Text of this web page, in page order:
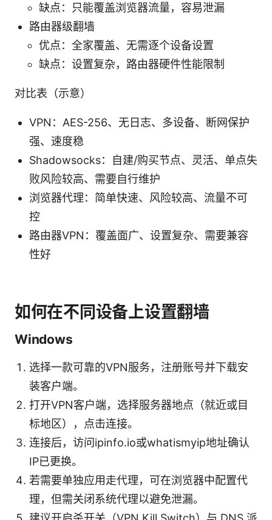
缺点：只能覆盖浏览器流量，容易泄漏
路由器级翻墙
优点：全家覆盖、无需逐个设备设置
缺点：设置复杂，路由器硬件性能限制
对比表（示意）
VPN：AES-256、无日志、多设备、断网保护
强、速度稳
Shadowsocks：自建/购买节点、灵活、单点失
败风险较高、需要自行维护
浏览器代理：简单快速、风险较高、流量不可
控
路由器VPN：覆盖面广、设置复杂、需要兼容
性好
如何在不同设备上设置翻墙
Windows
选择一款可靠的VPN服务，注册账号并下载安
装客户端。
打开VPN客户端，选择服务器地点（就近或目
标地区），点击连接。
连接后，访问ipinfo.io或whatismyip地址确认
IP已更换。
若需要单独应用走代理，可在浏览器中配置代
理，但需关闭系统代理以避免泄漏。